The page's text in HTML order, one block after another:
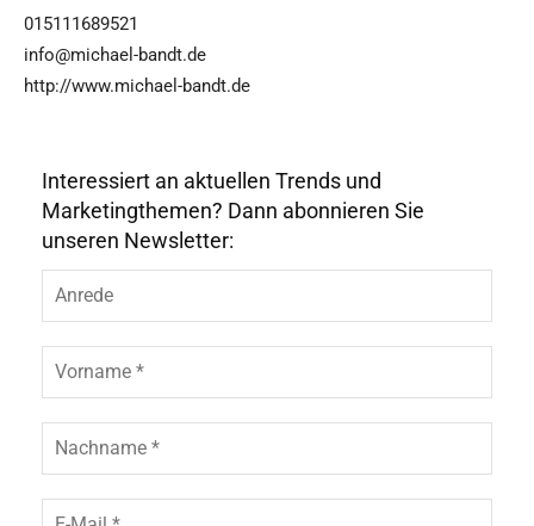
015111689521
info@michael-bandt.de
http://www.michael-bandt.de
Interessiert an aktuellen Trends und
Marketingthemen? Dann abonnieren Sie
unseren Newsletter: